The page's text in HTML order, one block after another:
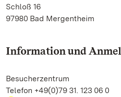
Schloß 16
97980 Bad Mergentheim
Information und
Besucherzentrum
Telefon +49(0)79 31. 123 06 0